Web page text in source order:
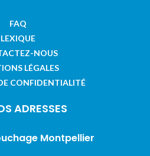
FAQ
LEXIQUE
NOUS
LÉGALES
CONFIDENTIALITÉ
ADRESSES
Montpellier